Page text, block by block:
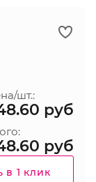
шт.:
руб
руб
в 1 клик